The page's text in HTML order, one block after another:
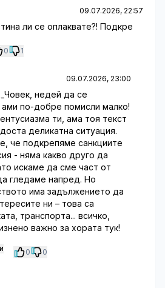
09.07.2026, 22:57
ли се оплаквате?! Подкре
0 1
09.07.2026, 23:00
недей да се
ами по-добре помисли малко!
ти, ама тоя текст
деликатна ситуация.
че подкрепяме санкциите
- няма какво друго да
искаме да сме част от
гледаме напред. Но
има задължението да
ни – това са
транспорта... всичко,
важно за хората тук!
0 0